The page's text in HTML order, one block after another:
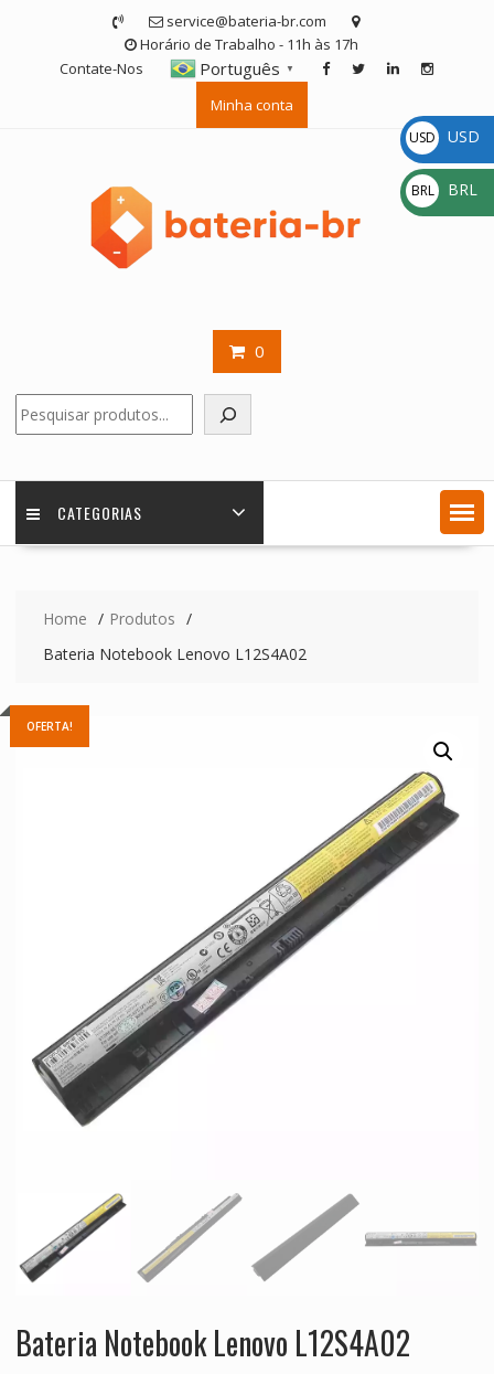
service@bateria-br.com
Horário de Trabalho - 11h às 17h
Contate-Nos
Português ▼
Minha conta
0
CATEGORIAS
Home
Produtos
Bateria Notebook Lenovo L12S4A02
OFERTA!
Bateria Notebook Lenovo L12S4A02
USD
$
USD
BRL
R$
BRL